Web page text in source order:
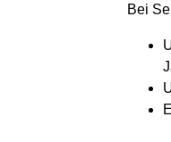
Bei